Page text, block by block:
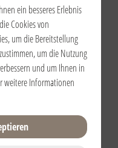
ein besseres Erlebnis
Cookies von
um die Bereitstellung
um die Nutzung
und um Ihnen in
weitere Informationen